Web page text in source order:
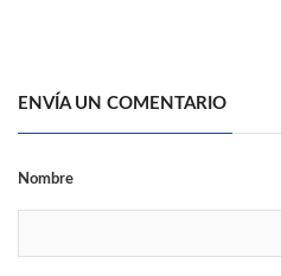
ENVÍA UN COMENTARIO
Nombre